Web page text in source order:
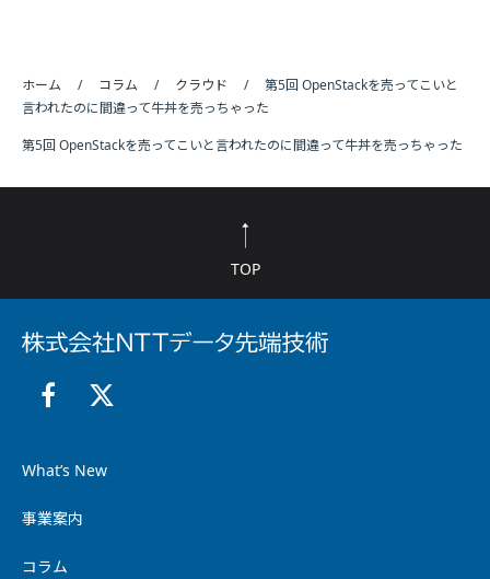
ホーム コラム クラウド
第5回 OpenStackを売ってこいと
言われたのに間違って牛丼を売っちゃった
第5回 OpenStackを売ってこいと言われたのに間違って牛丼を売っちゃった
TOP
What’s New
事業案内
コラム